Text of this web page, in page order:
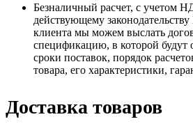
Безналичный расчет, с учетом
действующему
клиента мы можем выслать
спецификацию, в которой будут
сроки поставок, порядок
товара, его характеристики,
Доставка товаров